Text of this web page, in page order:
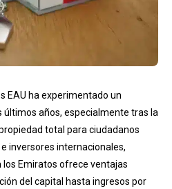
EAU ha experimentado un
años, especialmente tras la
total para ciudadanos
inversores internacionales,
Emiratos ofrece ventajas
del capital hasta ingresos por